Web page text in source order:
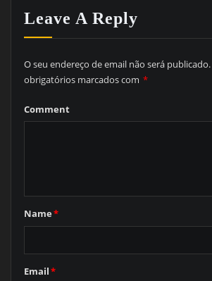
Leave A Reply
O seu endereço de email não será publicado.
obrigatórios marcados com *
Comment
Name*
Email*